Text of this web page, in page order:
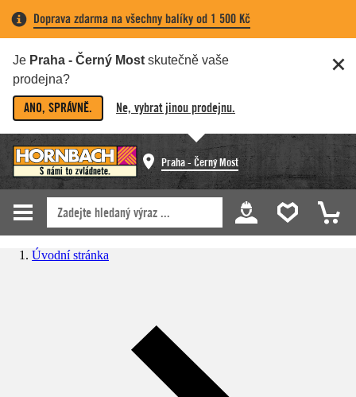
Doprava zdarma na všechny balíky od 1 500 Kč
Je Praha - Černý Most skutečně vaše
prodejna?
ANO, SPRÁVNĚ. Ne, vybrat jinou prodejnu.
Praha - Černý Most
Úvodní stránka